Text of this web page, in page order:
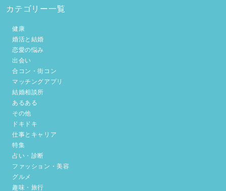
カテゴリー一覧
健康
婚活と結婚
恋愛の悩み
出会い
合コン・街コン
マッチングアプリ
結婚相談所
あるある
その他
ドキドキ
仕事とキャリア
特集
占い・診断
ファッション・美容
グルメ
趣味・旅行